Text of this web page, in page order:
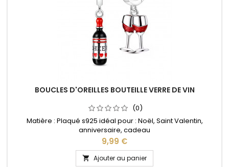
BOUCLES D'OREILLES BOUTEILLE VERRE DE VIN
(0)
Matière : Plaqué s925 idéal pour : Noël, Saint Valentin,
anniversaire, cadeau
Prix
9,99 €
 Ajouter au panier